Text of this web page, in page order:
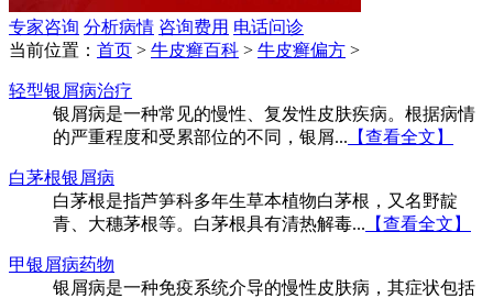
专家咨询 分析病情 咨询费用 电话问诊
当前位置： 首页 > 牛皮癣百科 > 牛皮癣偏方 >
轻型银屑病治疗
银屑病是一种常见的慢性、复发性皮肤疾病。根据病情
的严重程度和受累部位的不同，银屑... 【查看全文】
白茅根银屑病
白茅根是指芦笋科多年生草本植物白茅根，又名野靛
青、大穗茅根等。白茅根具有清热解毒... 【查看全文】
甲银屑病药物
银屑病是一种免疫系统介导的慢性皮肤病，其症状包括